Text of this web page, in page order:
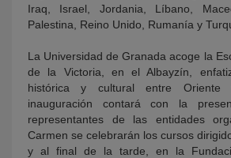
Iraq, Israel, Jordania, Líbano,
Palestina, Reino Unido, Rumanía y
La Universidad de Granada acoge la
de la Victoria, en el Albayzín,
histórica y cultural entre Oriente
inauguración contará con la
representantes de las entidades
Carmen se celebrarán los cursos
y al final de la tarde, en la